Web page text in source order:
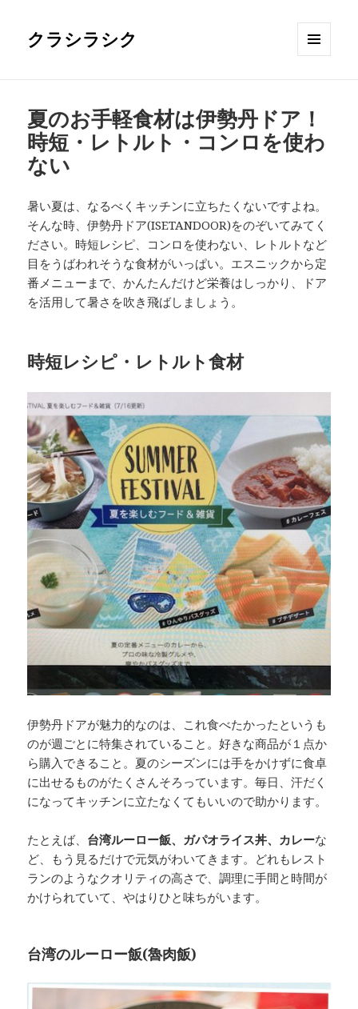
クラシラシク
夏のお手軽食材は伊勢丹ドア！
時短・レトルト・コンロを使わ
ない
暑い夏は、なるべくキッチンに立ちたくないですよね。
そんな時、伊勢丹ドア(ISETANDOOR)をのぞいてみてく
ださい。時短レシピ、コンロを使わない、レトルトなど
目をうばわれそうな食材がいっぱい。エスニックから定
番メニューまで、かんたんだけど栄養はしっかり、ドア
を活用して暑さを吹き飛ばしましょう。
時短レシピ・レトルト食材
伊勢丹ドアが魅力的なのは、これ食べたかったというも
のが週ごとに特集されていること。好きな商品が１点か
ら購入できること。夏のシーズンには手をかけずに食卓
に出せるものがたくさんそろっています。毎日、汗だく
になってキッチンに立たなくてもいいので助かります。
たとえば、 台湾ルーロー飯、ガパオライス丼、カレーな
ど、もう見るだけで元気がわいてきます。どれもレスト
ランのようなクオリティの高さで、調理に手間と時間が
かけられていて、やはりひと味ちがいます。
台湾のルーロー飯(魯肉飯)